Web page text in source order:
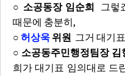
○ 소공동장 임순희 그렇
때문에 충분히,
○ 허상욱 위원 그거 대기
○ 소공동주민행정팀장 김
희가 대기표 임의대로 드